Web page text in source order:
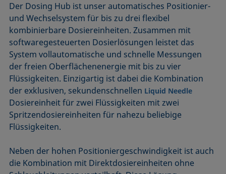
Der Dosing Hub ist unser automatisches Positionier-
und Wechselsystem für bis zu drei flexibel
kombinierbare Dosiereinheiten. Zusammen mit
softwaregesteuerten Dosierlösungen leistet das
System vollautomatische und schnelle Messungen
der freien Oberflächenenergie mit bis zu vier
Flüssigkeiten. Einzigartig ist dabei die Kombination
der exklusiven, sekundenschnellen Liquid Needle
Dosiereinheit für zwei Flüssigkeiten mit zwei
Spritzendosiereinheiten für nahezu beliebige
Flüssigkeiten.
Neben der hohen Positioniergeschwindigkeit ist auch
die Kombination mit Direktdosiereinheiten ohne